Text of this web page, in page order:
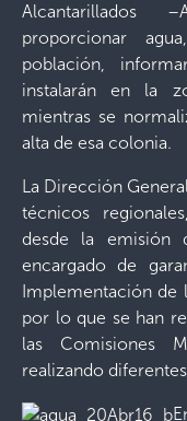
Alcantarillados
proporcionar
población,
instalarán en la
mientras se
alta de esa colonia.
La Dirección
técnicos
desde la emisión
encargado de
Implementación
por lo que se han
las Comisiones
realizando